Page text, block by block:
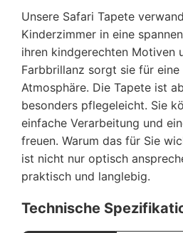
Unsere Safari Tapete
Kinderzimmer in eine
ihren kindgerechten Motiven
Farbbrillanz sorgt sie für
Atmosphäre. Die Tapete ist
besonders pflegeleicht. Sie
einfache Verarbeitung und
freuen. Warum das für Sie
ist nicht nur optisch
praktisch und langlebig.
Technische